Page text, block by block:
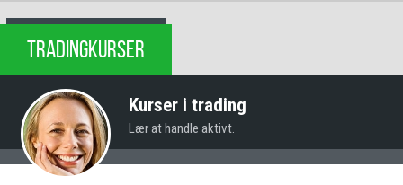
TRADINGKURSER
Kurser i trading
Lær at handle aktivt.